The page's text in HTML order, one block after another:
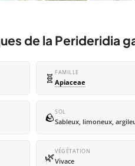
de la Perideridia
🧬 FAMILLE
Apiaceae
🪨SOL
Sableux, limoneux,
🌿VÉGÉTATION
Vivace